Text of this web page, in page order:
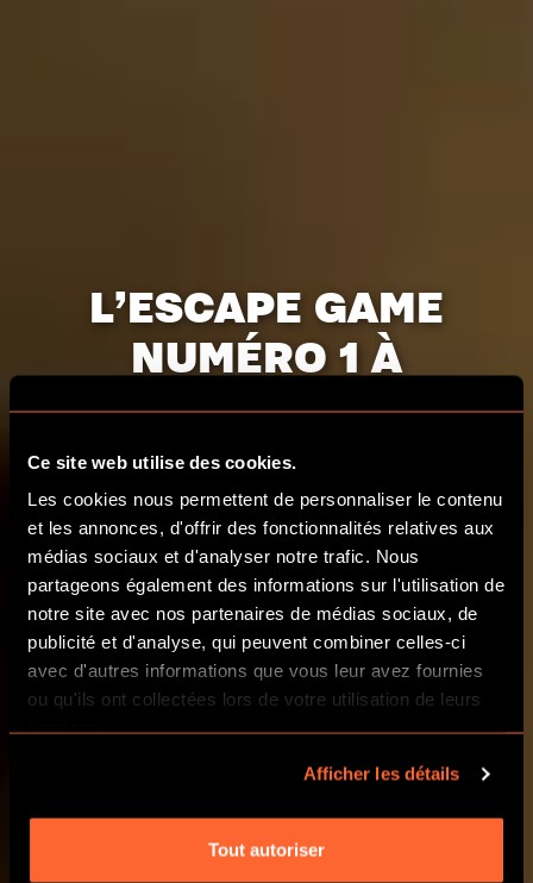
Ce site web utilise des cookies.
Les cookies nous permettent de personnaliser le contenu
et les annonces, d'offrir des fonctionnalités relatives aux
médias sociaux et d'analyser notre trafic. Nous
partageons également des informations sur l'utilisation de
notre site avec nos partenaires de médias sociaux, de
publicité et d'analyse, qui peuvent combiner celles-ci
avec d'autres informations que vous leur avez fournies
ou qu'ils ont collectées lors de votre utilisation de leurs
services.
Afficher les détails
Tout autoriser
L’ESCAPE GAME
NUMÉRO 1 À
BORDEAUX
RÉSERVER
ÉVÉNEMENTS
NOS SCÉNARIOS